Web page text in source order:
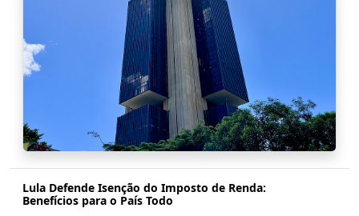
Lula Defende Isenção do Imposto de Renda:
Benefícios para o País Todo